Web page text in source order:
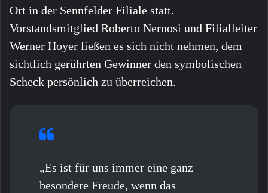
Ort in der Sennfelder Filiale statt.
Vorstandsmitglied Roberto Nernosi und Filialleiter
Werner Hoyer ließen es sich nicht nehmen, dem
sichtlich gerührten Gewinner den symbolischen
Scheck persönlich zu überreichen.
„Es ist für uns immer eine ganz
besondere Freude, wenn das